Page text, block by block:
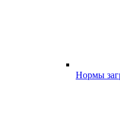
Нормы